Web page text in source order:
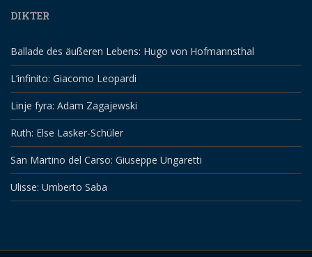
DIKTER
Ballade des äußeren Lebens: Hugo von Hofmannsthal
L’infinito: Giacomo Leopardi
Linje fyra: Adam Zagajewski
Ruth: Else Lasker-Schüler
San Martino del Carso: Giuseppe Ungaretti
Ulisse: Umberto Saba